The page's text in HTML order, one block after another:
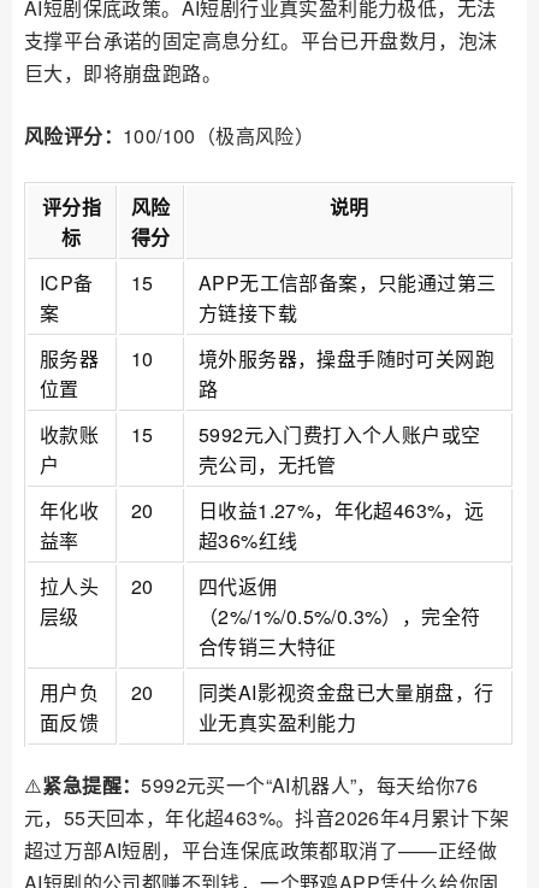
AI短剧保底政策。AI短剧行业真实盈利能力极低，无法
支撑平台承诺的固定高息分红。平台已开盘数月，泡沫
巨大，即将崩盘跑路。
风险评分： 100/100（极高风险）
评分指
标
风险
得分
说明
ICP备
案
15
APP无工信部备案，只能通过第三
方链接下载
服务器
位置
10
境外服务器，操盘手随时可关网跑
路
收款账
户
15
5992元入门费打入个人账户或空
壳公司，无托管
年化收
益率
20
日收益1.27%，年化超463%，远
超36%红线
拉人头
层级
20
四代返佣
（2%/1%/0.5%/0.3%），完全符
合传销三大特征
用户负
面反馈
20
同类AI影视资金盘已大量崩盘，行
业无真实盈利能力
⚠️紧急提醒：5992元买一个“AI机器人”，每天给你76
元，55天回本，年化超463%。抖音2026年4月累计下架
超过万部AI短剧，平台连保底政策都取消了——正经做
AI短剧的公司都赚不到钱，一个野鸡APP凭什么给你固